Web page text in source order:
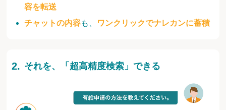
容を転送
チャットの内容も、 ワンクリックでナレカンに蓄積
それを、「超高精度検索」できる